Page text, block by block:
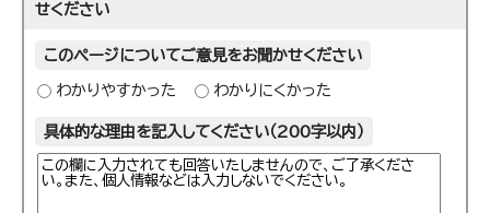
せください
このページについてご意見をお聞かせください
わかりやすかった わかりにくかった
具体的な理由を記入してください（200字以内）